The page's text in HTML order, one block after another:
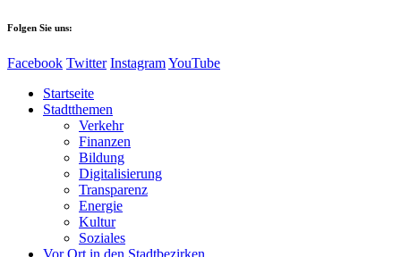
Folgen Sie uns:
Facebook Twitter InstagramYouTube
Startseite
Stadtthemen
Verkehr
Finanzen
Bildung
Digitalisierung
Transparenz
Energie
Kultur
Soziales
Vor Ort in den Stadtbezirken